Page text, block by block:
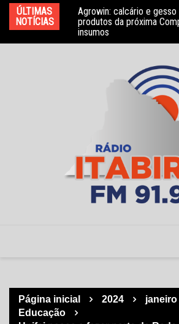
para
conteúdo
ÚLTIMAS
NOTÍCIAS
Agrowin: calcário e
produtos da próxima
insumos
Novo convênio com a
garante atendimento a
Página inicial 2024 janeiro
Educação